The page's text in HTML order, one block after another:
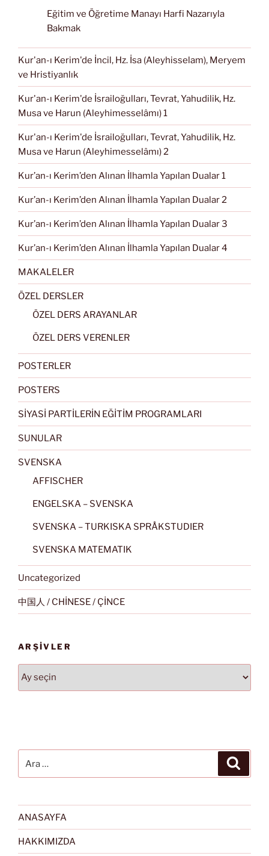
Eğitim ve Öğretime Manayı Harfi Nazarıyla
Bakmak
Kur'an-ı Kerim'de İncil, Hz. İsa (Aleyhisselam), Meryem
ve Hristiyanlık
Kur'an-ı Kerim'de İsrailoğulları, Tevrat, Yahudilik, Hz.
Musa ve Harun (Aleyhimesselâmı) 1
Kur'an-ı Kerim'de İsrailoğulları, Tevrat, Yahudilik, Hz.
Musa ve Harun (Aleyhimesselâmı) 2
Kur’an-ı Kerim’den Alınan İlhamla Yapılan Dualar 1
Kur’an-ı Kerim’den Alınan İlhamla Yapılan Dualar 2
Kur’an-ı Kerim’den Alınan İlhamla Yapılan Dualar 3
Kur’an-ı Kerim’den Alınan İlhamla Yapılan Dualar 4
MAKALELER
ÖZEL DERSLER
ÖZEL DERS ARAYANLAR
ÖZEL DERS VERENLER
POSTERLER
POSTERS
SİYASİ PARTİLERİN EĞİTİM PROGRAMLARI
SUNULAR
SVENSKA
AFFISCHER
ENGELSKA – SVENSKA
SVENSKA – TURKISKA SPRÅKSTUDIER
SVENSKA MATEMATIK
Uncategorized
中国人 / CHİNESE / ÇİNCE
ARŞIVLER
ANASAYFA
HAKKIMIZDA